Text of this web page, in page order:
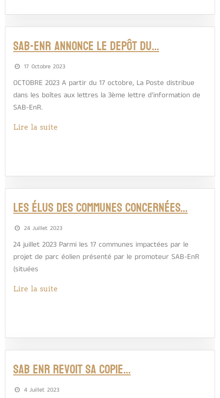
SAB-EnR ANNONCE LE DEPÔT DU…
17 Octobre 2023
OCTOBRE 2023 A partir du 17 octobre, La Poste distribue
dans les boîtes aux lettres la 3ème lettre d’information de
SAB-EnR.
Lire la suite
LES ÉLUS DES COMMUNES CONCERNÉES…
24 Juillet 2023
24 juillet 2023 Parmi les 17 communes impactées par le
projet de parc éolien présenté par le promoteur SAB-EnR
(situées
Lire la suite
SAB ENR REVOIT SA COPIE…
4 Juillet 2023